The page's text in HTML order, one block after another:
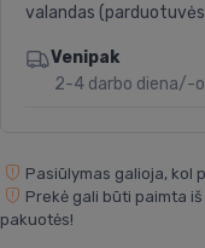
valandas
Venipak
2-4 darbo diena/-
Pasiūlymas galioja, kol
Prekė gali būti paimta
pakuotės!